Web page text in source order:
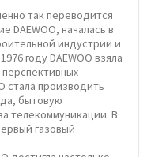
так переводится
DAEWOO, началась в
индустрии и
году DAEWOO взяла
стала производить
бытовую
телекоммуникации. В
газовый